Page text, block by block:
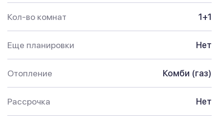
Кол-во комнат 1+1
Еще планировки Нет
Отопление Комби (газ)
Рассрочка Нет